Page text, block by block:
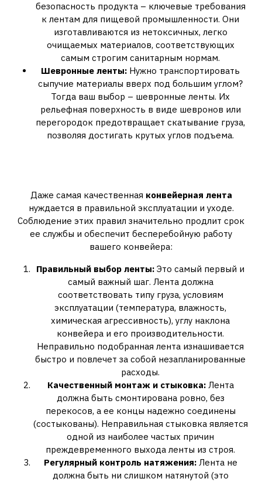
безопасность продукта – ключевые требования
к лентам для пищевой промышленности. Они
изготавливаются из нетоксичных, легко
очищаемых материалов, соответствующих
самым строгим санитарным нормам.
Шевронные ленты: Нужно транспортировать
сыпучие материалы вверх под большим углом?
Тогда ваш выбор – шевронные ленты. Их
рельефная поверхность в виде шевронов или
перегородок предотвращает скатывание груза,
позволяя достигать крутых углов подъема.
Даже самая качественная конвейерная лента
нуждается в правильной эксплуатации и уходе.
Соблюдение этих правил значительно продлит срок
ее службы и обеспечит бесперебойную работу
вашего конвейера:
Правильный выбор ленты: Это самый первый и
самый важный шаг. Лента должна
соответствовать типу груза, условиям
эксплуатации (температура, влажность,
химическая агрессивность), углу наклона
конвейера и его производительности.
Неправильно подобранная лента изнашивается
быстро и повлечет за собой незапланированные
расходы.
Качественный монтаж и стыковка:Лента
должна быть смонтирована ровно, без
перекосов, а ее концы надежно соединены
(состыкованы). Неправильная стыковка является
одной из наиболее частых причин
преждевременного выхода ленты из строя.
Регулярный контроль натяжения:Лента не
должна быть ни слишком натянутой (это